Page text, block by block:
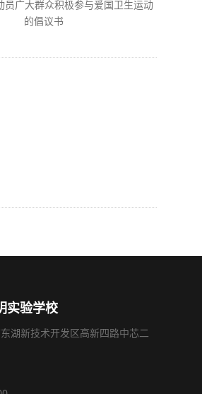
实验学校
湖新技术开发区高新四路中芯二